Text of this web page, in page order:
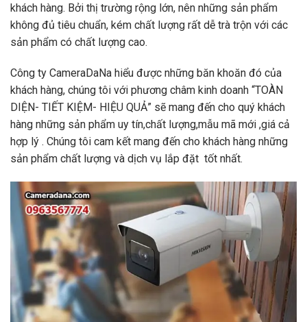
khách hàng. Bởi thị trường rộng lớn, nên những sản phẩm
không đủ tiêu chuẩn, kém chất lượng rất dễ trà trộn với các
sản phẩm có chất lượng cao.
Công ty CameraDaNa hiểu được những băn khoăn đó của
khách hàng, chúng tôi với phương châm kinh doanh “TOÀN
DIỆN- TIẾT KIỆM- HIỆU QUẢ” sẽ mang đến cho quý khách
hàng những sản phẩm uy tín,chất lượng,mẫu mã mới ,giá cả
hợp lý . Chúng tôi cam kết mang đến cho khách hàng những
sản phẩm chất lượng và dịch vụ lắp đặt tốt nhất.